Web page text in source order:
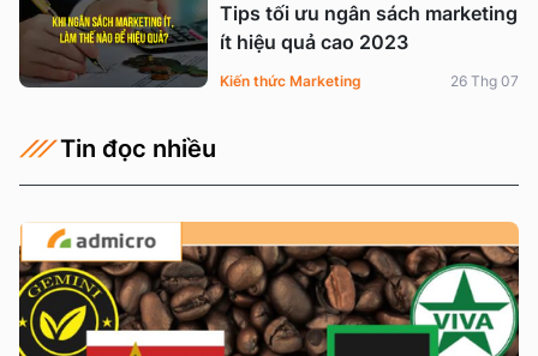
Tips tối ưu ngân sách marketing
ít hiệu quả cao 2023
Kiến thức Marketing 26 Thg 07
Tin đọc nhiều